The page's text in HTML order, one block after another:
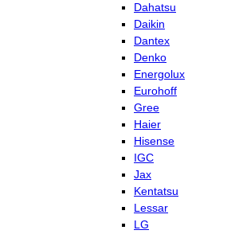
Dahatsu
Daikin
Dantex
Denko
Energolux
Eurohoff
Gree
Haier
Hisense
IGC
Jax
Kentatsu
Lessar
LG